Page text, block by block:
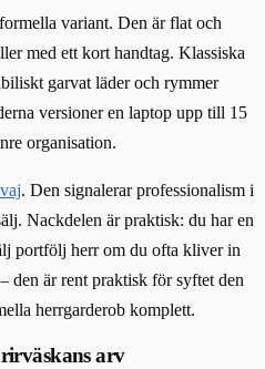
variant. Den är flat och
med ett kort handtag. Klassiska
garvat läder och rymmer
versioner en laptop upp till 15
organisation.
. Den signalerar professionalism i
Nackdelen är praktisk: du har en
portfölj herr om du ofta kliver in
den är rent praktisk för syftet den
herrgarderob komplett.
arv